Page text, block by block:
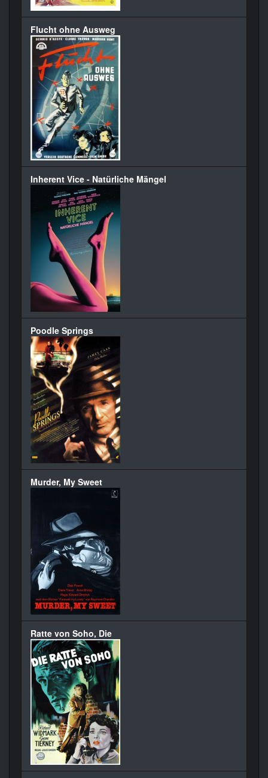
Flucht ohne Ausweg
Inherent Vice - Natürliche Mängel
Poodle Springs
Murder, My Sweet
Ratte von Soho, Die